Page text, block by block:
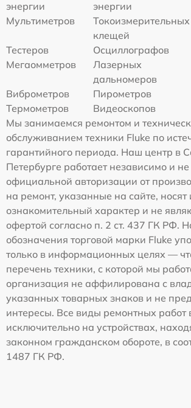
энергии
энергии
Мультиметров
Токоизмерительных
клещей
Тестеров
Осциллографов
Мегаомметров
Лазерных
дальномеров
Виброметров
Пирометров
Термометров
Видеоскопов
Мы занимаемся ремонтом и
обслуживанием техники Fluke по
гарантийного периода. Наш центр в
Петербурге работает независимо и
официальной авторизации от
на ремонт, указанные на сайте,
ознакомительный характер и не
офертой согласно п. 2 ст. 437 ГК РФ.
обозначения торговой марки Fluke
только в информационных целях —
перечень техники, с которой мы
организация не аффилирована с
указанных товарных знаков и не
интересы. Все виды ремонтных работ
исключительно на устройствах,
законном гражданском обороте, в
1487 ГК РФ.